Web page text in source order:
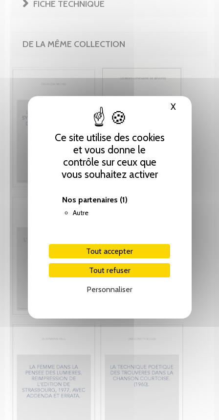
Ce site utilise des cookies
et vous donne le
contrôle sur ceux que
vous souhaitez activer
Nos partenaires (1)
Autre
Tout accepter
Tout refuser
Personnaliser
XMasquer
FICHE TECHNIQUE
DE LA MÊME COLLECTION